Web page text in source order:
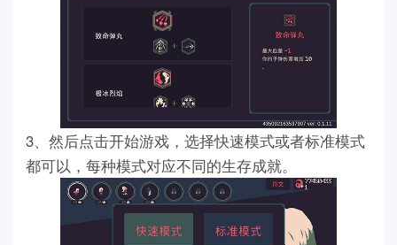
3、然后点击开始游戏，选择快速模式或者标准模式
都可以，每种模式对应不同的生存成就。